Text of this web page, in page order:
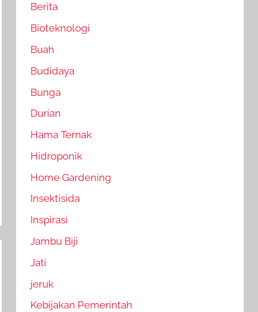
Berita
Bioteknologi
Buah
Budidaya
Bunga
Durian
Hama Ternak
Hidroponik
Home Gardening
Insektisida
Inspirasi
Jambu Biji
Jati
jeruk
Kebijakan Pemerintah